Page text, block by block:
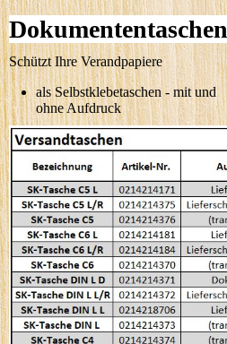
Dokumententaschen
Schützt Ihre Verandpapiere
als Selbstklebetaschen - mit und
ohne Aufdruck